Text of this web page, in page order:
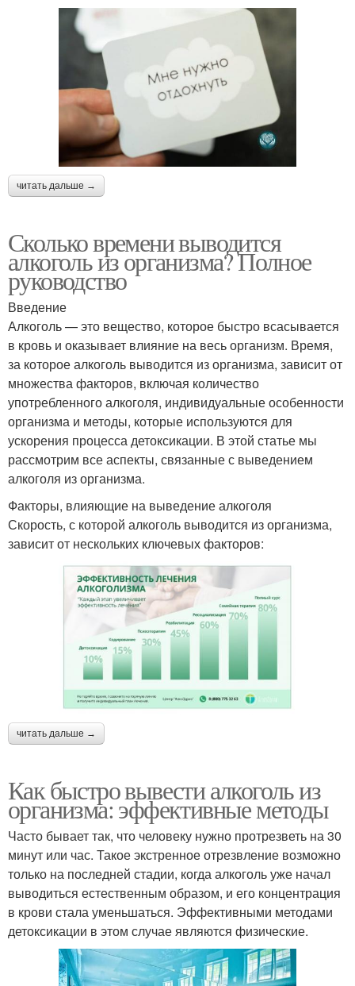
читать дальше →
Сколько времени выводится
алкоголь из организма? Полное
руководство
Введение
Алкоголь — это вещество, которое быстро всасывается
в кровь и оказывает влияние на весь организм. Время,
за которое алкоголь выводится из организма, зависит от
множества факторов, включая количество
употребленного алкоголя, индивидуальные особенности
организма и методы, которые используются для
ускорения процесса детоксикации. В этой статье мы
рассмотрим все аспекты, связанные с выведением
алкоголя из организма.
Факторы, влияющие на выведение алкоголя
Скорость, с которой алкоголь выводится из организма,
зависит от нескольких ключевых факторов:
читать дальше →
Как быстро вывести алкоголь из
организма: эффективные методы
Часто бывает так, что человеку нужно протрезветь на 30
минут или час. Такое экстренное отрезвление возможно
только на последней стадии, когда алкоголь уже начал
выводиться естественным образом, и его концентрация
в крови стала уменьшаться. Эффективными методами
детоксикации в этом случае являются физические.